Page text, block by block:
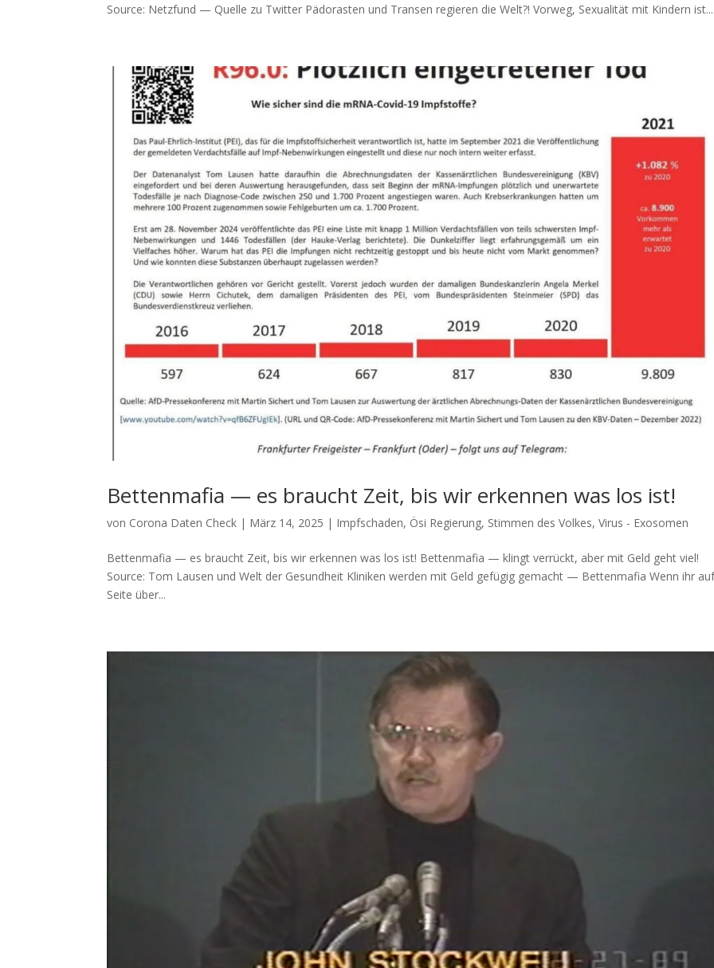
Source: Netz­fund — Quel­le zu Twitter Pädo­ras­ten und Tran­sen regie­ren die Welt?! Vor­weg, Sexua­li­tät mit Kin­dern ist...
Bettenmafia — es braucht Zeit, bis wir erkennen was los ist!
von Corona Daten Check | März 14, 2025 | Impfschaden, Ösi Regierung, Stimmen des Volkes,Virus - Exosomen
Bettenmafia — es braucht Zeit, bis wir erkennen was los ist! Bet­ten­ma­fia — klingt ver­rückt, aber mit Geld geht viel!
Source: Tom Lau­sen und Welt der Gesundheit Kli­ni­ken wer­den mit Geld gefü­gig gemacht — Bettenmafia Wenn ihr
Sei­te über...